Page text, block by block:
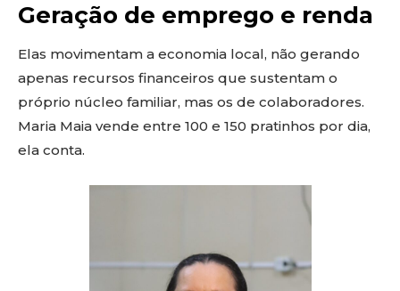
Geração de emprego e renda
Elas movimentam a economia local, não gerando
apenas recursos financeiros que sustentam o
próprio núcleo familiar, mas os de colaboradores.
Maria Maia vende entre 100 e 150 pratinhos por dia,
ela conta.